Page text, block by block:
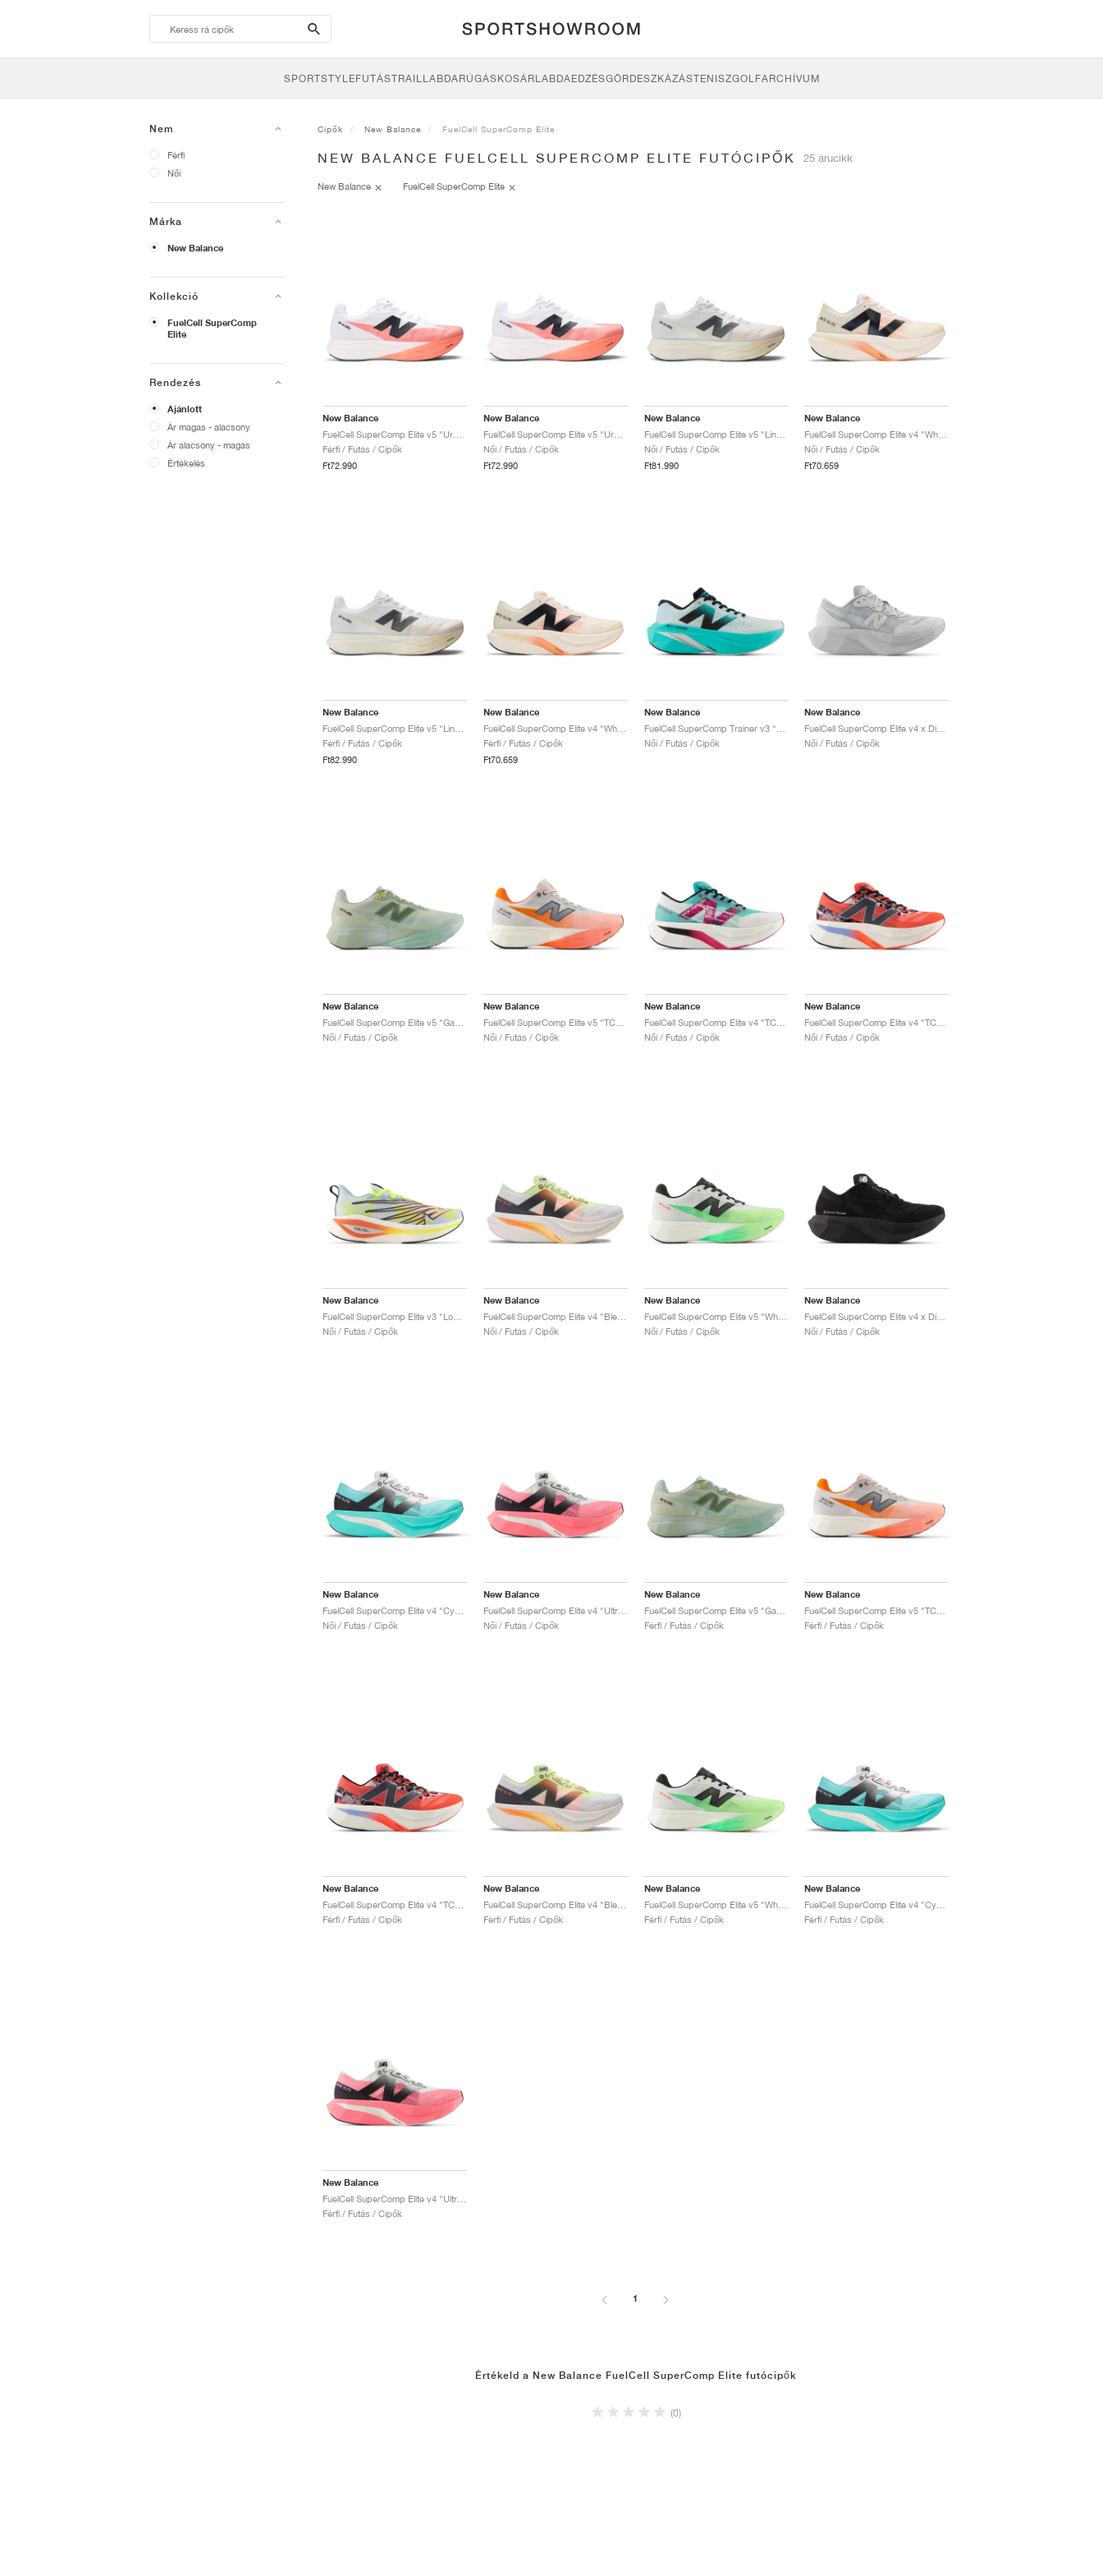
search-
btn
SPORTSTYLEFUTÁSTRAILLABDARÚGÁSKOSÁRLABDAEDZÉSGÖRDESZKÁZÁSTENISZGOLFARCHÍVUM
Nem
Férfi
Női
Márka
New Balance
Kollekció
FuelCell SuperComp
Elite
Rendezés
Ajánlott
Ár magas - alacsony
Ár alacsony - magas
Értékelés
Cipők New Balance FuelCell SuperComp Elite
NEW BALANCE FUELCELL SUPERCOMP ELITE FUTÓCIPŐK 25 árucikk
New Balance FuelCell SuperComp Elite
New Balance
Férfi / Futás / Cipők
Ft72.990
New Balance
FuelCell SuperComp Elite v5 "Urgent Red & White"
Női / Futás / Cipők
Ft72.990
New Balance
FuelCell SuperComp Elite v5 "Linen & White"
Női / Futás / Cipők
Ft81.990
New Balance
Női / Futás / Cipők
Ft70.659
New Balance
Férfi / Futás / Cipők
Ft82.990
New Balance
FuelCell SuperComp Elite v4 "White & Angora"
Férfi / Futás / Cipők
Ft70.659
New Balance
Női / Futás / Cipők
New Balance
Női / Futás / Cipők
New Balance
Női / Futás / Cipők
New Balance
FuelCell SuperComp Elite v5 "TCS NYC Marathon"
Női / Futás / Cipők
New Balance
FuelCell SuperComp Elite v4 "TCS NYC Marathon®"
Női / Futás / Cipők
New Balance
Női / Futás / Cipők
New Balance
Női / Futás / Cipők
New Balance
FuelCell SuperComp Elite v4 "Bleached Lime Glo & Hot Mango"
Női / Futás / Cipők
New Balance
FuelCell SuperComp Elite v5 "White & Mint Flash"
Női / Futás / Cipők
New Balance
Női / Futás / Cipők
New Balance
Női / Futás / Cipők
New Balance
FuelCell SuperComp Elite v4 "Ultra Pink"
Női / Futás / Cipők
New Balance
Férfi / Futás / Cipők
New Balance
Férfi / Futás / Cipők
New Balance
Férfi / Futás / Cipők
New Balance
FuelCell SuperComp Elite v4 "Bleached Lime Glo & Hot Mango"
Férfi / Futás / Cipők
New Balance
FuelCell SuperComp Elite v5 "White & Mint Flash"
Férfi / Futás / Cipők
New Balance
Férfi / Futás / Cipők
New Balance
Férfi / Futás / Cipők
1
Értékeld a New Balance FuelCell SuperComp Elite futócipők
(0)